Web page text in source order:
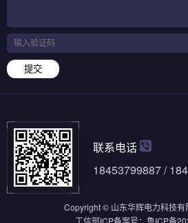
提交
联系电话
18453799887 /
Copyright © 山东华辉电力科技有
工信部ICP备案号： 鲁ICP备